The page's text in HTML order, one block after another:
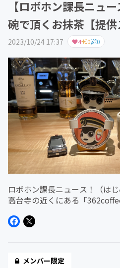
【ロボホン課長ニュ
碗で頂くお抹茶【提供
2023/10/24 17:37 4 0 0
ロボホン課長ニュース！（は
高台寺の近くにある「
ボホン茶碗」でお抹茶を楽し
メンバー限定